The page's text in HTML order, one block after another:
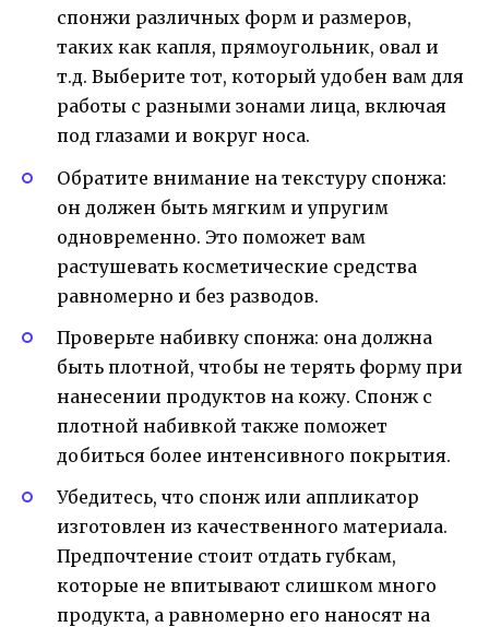
спонжи различных форм и размеров,
таких как капля, прямоугольник, овал и
т.д. Выберите тот, который удобен вам для
работы с разными зонами лица, включая
под глазами и вокруг носа.
Обратите внимание на текстуру спонжа:
он должен быть мягким и упругим
одновременно. Это поможет вам
растушевать косметические средства
равномерно и без разводов.
Проверьте набивку спонжа: она должна
быть плотной, чтобы не терять форму при
нанесении продуктов на кожу. Спонж с
плотной набивкой также поможет
добиться более интенсивного покрытия.
Убедитесь, что спонж или аппликатор
изготовлен из качественного материала.
Предпочтение стоит отдать губкам,
которые не впитывают слишком много
продукта, а равномерно его наносят на